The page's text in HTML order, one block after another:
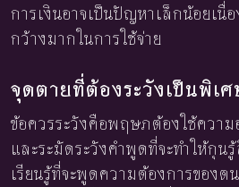
การเงินอาจเป็นปัญหาเล็กน้อยเนื่
กว้างมากในการใช้จ่าย
จุดตายที่ต้องระวังเป็นพิเ
ข้อควรระวังคือพฤษภต้องใช้ความ
และระมัดระวังคำพูดที่จะทำให้กุน
เรียนรู้ที่จะพูดความต้องการของต